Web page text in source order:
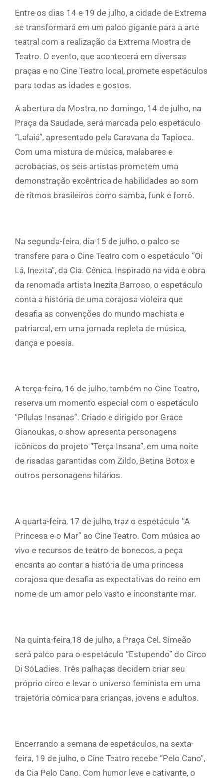
Entre os dias 14 e 19 de julho, a cidade de Extrema
se transformará em um palco gigante para a arte
teatral com a realização da Extrema Mostra de
Teatro. O evento, que acontecerá em diversas
praças e no Cine Teatro local, promete espetáculos
para todas as idades e gostos.
A abertura da Mostra, no domingo, 14 de julho, na
Praça da Saudade, será marcada pelo espetáculo
“Lalaiá”, apresentado pela Caravana da Tapioca.
Com uma mistura de música, malabares e
acrobacias, os seis artistas prometem uma
demonstração excêntrica de habilidades ao som
de ritmos brasileiros como samba, funk e forró.
Na segunda-feira, dia 15 de julho, o palco se
transfere para o Cine Teatro com o espetáculo “Oi
Lá, Inezita”, da Cia. Cênica. Inspirado na vida e obra
da renomada artista Inezita Barroso, o espetáculo
conta a história de uma corajosa violeira que
desafia as convenções do mundo machista e
patriarcal, em uma jornada repleta de música,
dança e poesia.
A terça-feira, 16 de julho, também no Cine Teatro,
reserva um momento especial com o espetáculo
“Pílulas Insanas”. Criado e dirigido por Grace
Gianoukas, o show apresenta personagens
icônicos do projeto “Terça Insana”, em uma noite
de risadas garantidas com Zildo, Betina Botox e
outros personagens hilários.
A quarta-feira, 17 de julho, traz o espetáculo “A
Princesa e o Mar” ao Cine Teatro. Com música ao
vivo e recursos de teatro de bonecos, a peça
encanta ao contar a história de uma princesa
corajosa que desafia as expectativas do reino em
nome de um amor pelo vasto e inconstante mar.
Na quinta-feira,18 de julho, a Praça Cel. Simeão
será palco para o espetáculo “Estupendo” do Circo
Di SóLadies. Três palhaças decidem criar seu
próprio circo e levar o universo feminista em uma
trajetória cômica para crianças, jovens e adultos.
Encerrando a semana de espetáculos, na sexta-
feira, 19 de julho, o Cine Teatro recebe “Pelo Cano”,
da Cia Pelo Cano. Com humor leve e cativante, o